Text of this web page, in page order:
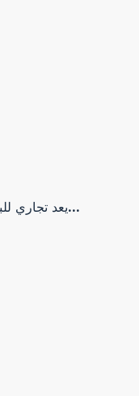
يعد تجاري للبيع في مول ذا كورد من أكبر المشروعات...